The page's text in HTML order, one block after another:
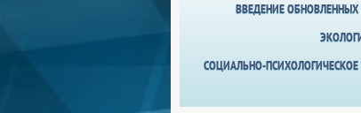
ВВЕДЕНИЕ
СОЦИАЛЬНО-